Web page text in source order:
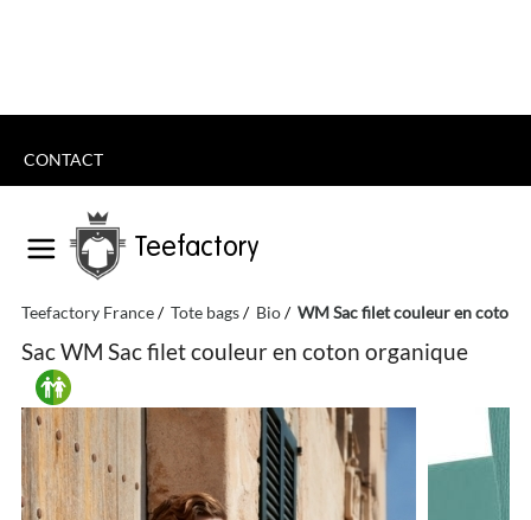
CONTACT
Teefactory
Teefactory France Tote bags Bio WM Sac filet couleur en coton
Sac WM Sac filet couleur en coton organique